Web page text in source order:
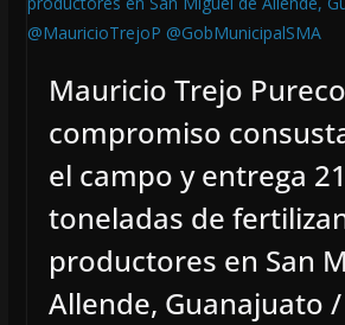
Mauricio Trejo
compromiso
el campo y entrega
toneladas de
productores en San
Allende, Guanajuato /